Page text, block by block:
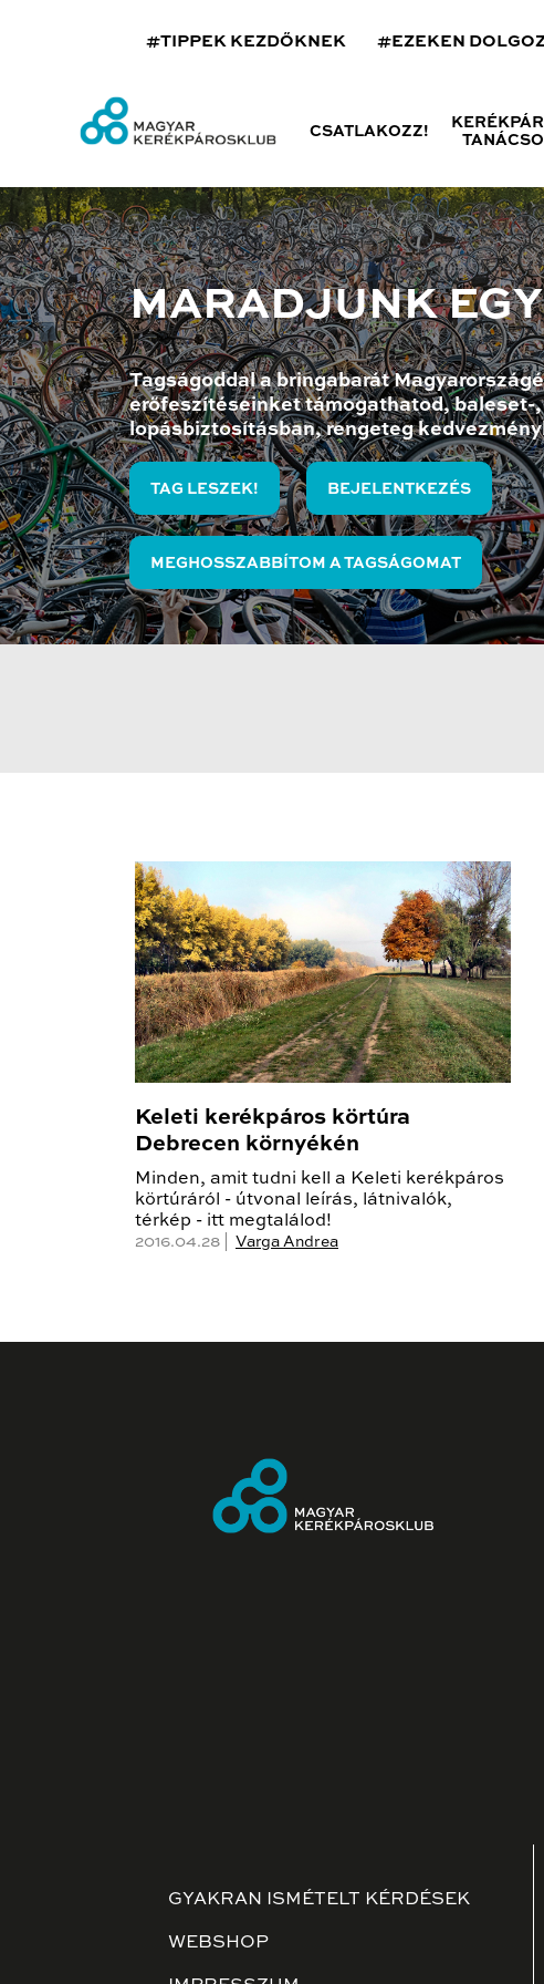
#TIPPEK KEZDŐKNEK #EZEKEN
CSATLAKOZZ!
MARADJUNK
Tagságoddal a bringabarát
erőfeszítéseinket támogathatod, baleset-
lopásbiztosításban, rengeteg
TAG LESZEK! BEJELENTKEZÉS
MEGHOSSZABBÍTOM A TAGSÁGOMAT
Keleti kerékpáros körtúra
Debrecen környékén
Minden, amit tudni kell a Keleti kerékpáros
körtúráról - útvonal leírás, látnivalók,
térkép - itt megtalálod!
2016.04.28 | Varga Andrea
GYAKRAN ISMÉTELT KÉRDÉSEK
WEBSHOP